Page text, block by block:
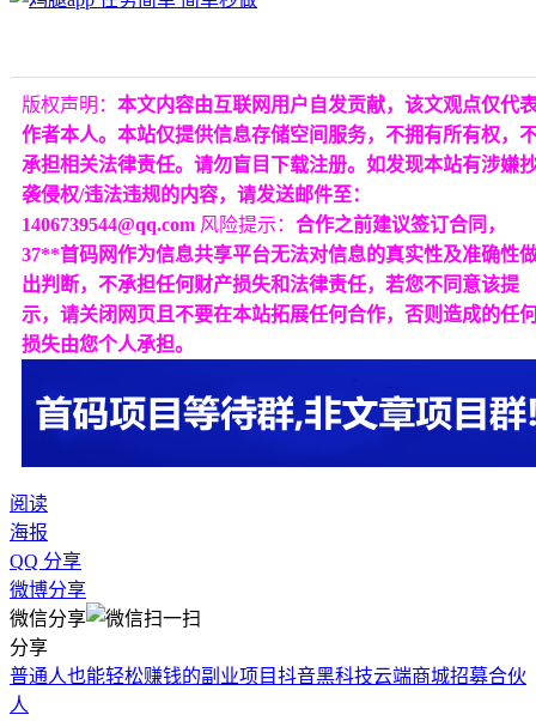
版权声明： 本文内容由互联网用户自发贡献，该文观点仅代
作者本人。本站仅提供信息存储空间服务，不拥有所有权，
承担相关法律责任。请勿盲目下载注册。如发现本站有涉嫌
袭侵权/违法违规的内容，请发送邮件至：
1406739544@qq.com 风险提示： 合作之前建议签订合同，
37**首码网作为信息共享平台无法对信息的真实性及准确性
出判断，不承担任何财产损失和法律责任，若您不同意该提
示，请关闭网页且不要在本站拓展任何合作，否则造成的任
损失由您个人承担。
阅读
海报
QQ 分享
微博分享
微信分享
分享
普通人也能轻松赚钱的副业项目抖音黑科技云端商城招募合伙
人